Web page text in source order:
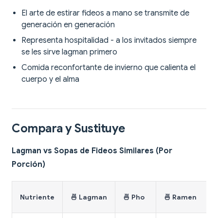
El arte de estirar fideos a mano se transmite de
generación en generación
Representa hospitalidad - a los invitados siempre
se les sirve lagman primero
Comida reconfortante de invierno que calienta el
cuerpo y el alma
Compara y Sustituye
Lagman vs Sopas de Fideos Similares (Por
Porción)
Nutriente 🍜 Lagman 🍜 Pho 🍜 Ramen